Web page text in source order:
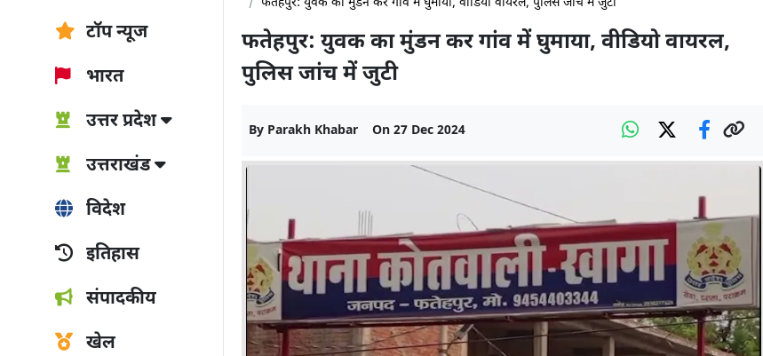
टॉप न्यूज
भारत
उत्तर प्रदेश
उत्तराखंड
विदेश
इतिहास
संपादकीय
खेल
फतेहपुर: युवक का मुंडन कर गांव में घुमाया, वीडियो वायरल,
पुलिस जांच में जुटी
By Parakh Khabar On 27 Dec 2024